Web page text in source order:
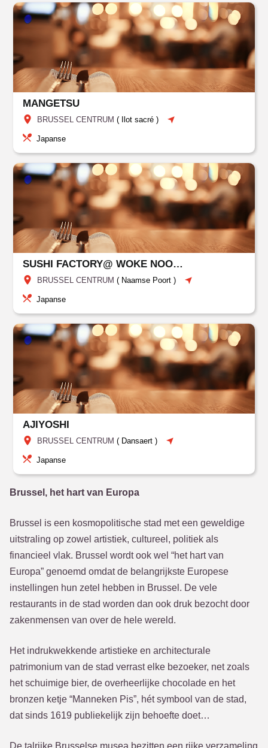
MANGETSU
BRUSSEL CENTRUM ( Ilot sacré )
Japanse
SUSHI FACTORY@ WOKE NOODLE BAR
BRUSSEL CENTRUM ( Naamse Poort )
Japanse
AJIYOSHI
BRUSSEL CENTRUM ( Dansaert )
Japanse
Brussel, het hart van Europa
Brussel is een kosmopolitische stad met een geweldige
uitstraling op zowel artistiek, cultureel, politiek als
financieel vlak. Brussel wordt ook wel “het hart van
Europa” genoemd omdat de belangrijkste Europese
instellingen hun zetel hebben in Brussel. De vele
restaurants in de stad worden dan ook druk bezocht door
zakenmensen van over de hele wereld.
Het indrukwekkende artistieke en architecturale
patrimonium van de stad verrast elke bezoeker, net zoals
het schuimige bier, de overheerlijke chocolade en het
bronzen ketje “Manneken Pis”, hét symbool van de stad,
dat sinds 1619 publiekelijk zijn behoefte doet…
De talrijke Brusselse musea bezitten een rijke verzameling